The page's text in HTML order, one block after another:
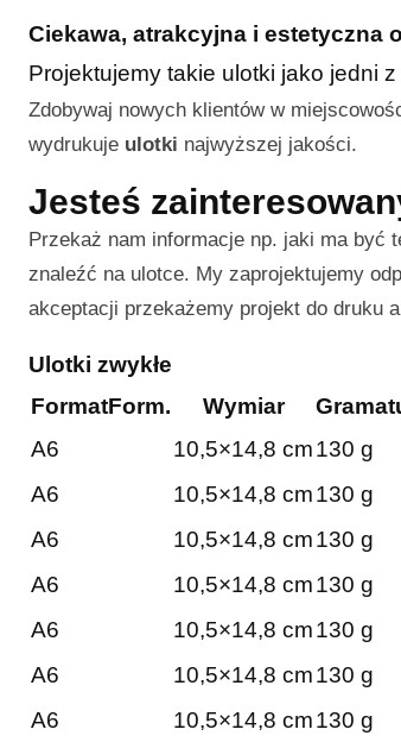
Ciekawa, atrakcyjna i estetyczna
Projektujemy takie ulotki jako jedni
Zdobywaj nowych klientów w
wydrukuje ulotki najwyższej jakości.
Jesteś
Przekaż nam informacje np. jaki ma być
znaleźć na ulotce. My zaprojektujemy
akceptacji przekażemy projekt do druku
Ulotki zwykłe
FormatForm. Wymiar
A6
10,5×14,8 cm130 g
A6 10,5×14,8 cm130 g
A6 10,5×14,8 cm130 g
A6 10,5×14,8 cm130 g
A6 10,5×14,8 cm130 g
A6 10,5×14,8 cm130 g
A6 10,5×14,8 cm130 g